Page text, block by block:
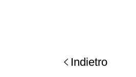
Indietro